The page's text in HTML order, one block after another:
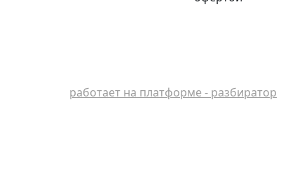
работает на платформе - разбиратор